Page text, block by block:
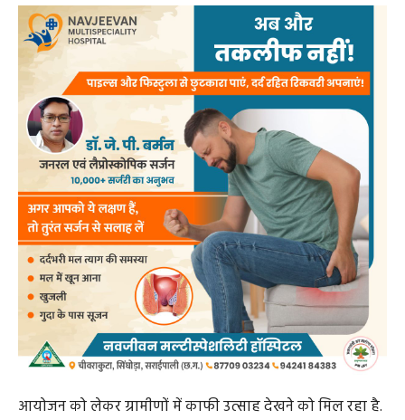
आयोजन को लेकर ग्रामीणों में काफी उत्साह देखने को मिल रहा है.